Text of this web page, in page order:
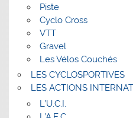
Piste
Cyclo Cross
VTT
Gravel
Les Vélos Couchés
LES CYCLOSPORTIVES
LES ACTIONS
L’U.C.I.